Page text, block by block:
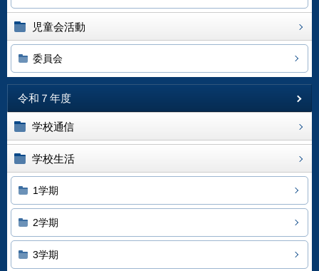
児童会活動
委員会
令和７年度
学校通信
学校生活
1学期
2学期
3学期